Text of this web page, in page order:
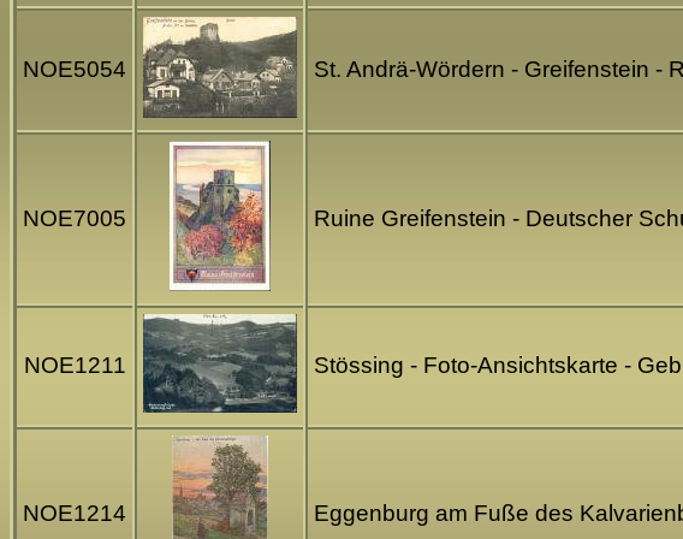
NOE5054 St. Andrä-Wördern - Greifenstein -
NOE7005 Ruine Greifenstein - Deutscher
NOE1211 Stössing - Foto-Ansichtskarte -
NOE1214 Eggenburg am Fuße des